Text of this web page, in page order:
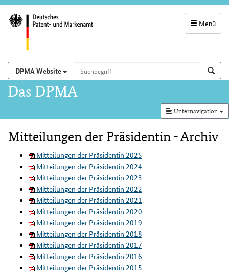
Menü
und
Suchfeld
Suchen auf
DPMA Website Suchbegriff
Hauptnavigation
Das DPMA
Unternavigation
Mitteilungen der Präsidentin - Archiv
Mitteilungen der Präsidentin 2025
Mitteilungen der Präsidentin 2024
Mitteilungen der Präsidentin 2023
Mitteilungen der Präsidentin 2022
Mitteilungen der Präsidentin 2021
Mitteilungen der Präsidentin 2020
Mitteilungen der Präsidentin 2019
Mitteilungen der Präsidentin 2018
Mitteilungen der Präsidentin 2017
Mitteilungen der Präsidentin 2016
Mitteilungen der Präsidentin 2015